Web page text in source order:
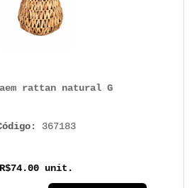
rattan natural G
367183
R$74.00 unit.